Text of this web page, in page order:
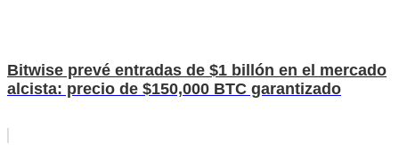
Bitwise prevé entradas de $1 billón en el mercado
alcista: precio de $150,000 BTC garantizado